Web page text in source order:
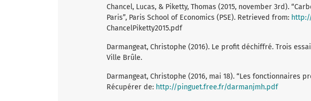
Chancel, Lucas, & Piketty, Thomas (2015, november 3rd).
Paris”, Paris School of Economics (PSE). Retrieved from:
ChancelPiketty2015.pdf
Darmangeat, Christophe (2016). Le profit déchiffré. Trois
Ville Brûle.
Darmangeat, Christophe (2016, mai 18). “Les fonctionnaires
Récupérer de: http://pinguet.free.fr/darmanjmh.pdf